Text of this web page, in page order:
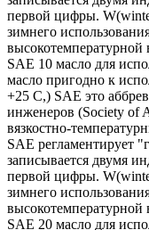
первой цифры.
зимнего
высокотемпературной
SAE 10 масло для
масло пригодно к
+25 С,) SAE это
инженеров (Society of
вязкостно-
SAE регламентирует
записывается двумя
первой цифры.
зимнего
высокотемпературной
SAE 20 масло для